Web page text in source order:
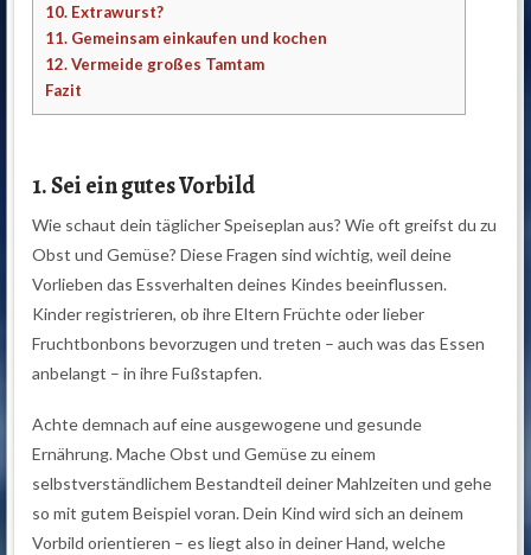
10. Extrawurst?
11. Gemeinsam einkaufen und kochen
12. Vermeide großes Tamtam
Fazit
1. Sei ein gutes Vorbild
Wie schaut dein täglicher Speiseplan aus? Wie oft greifst du zu
Obst und Gemüse? Diese Fragen sind wichtig, weil deine
Vorlieben das Essverhalten deines Kindes beeinflussen.
Kinder registrieren, ob ihre Eltern Früchte oder lieber
Fruchtbonbons bevorzugen und treten – auch was das Essen
anbelangt – in ihre Fußstapfen.
Achte demnach auf eine ausgewogene und gesunde
Ernährung. Mache Obst und Gemüse zu einem
selbstverständlichem Bestandteil deiner Mahlzeiten und gehe
so mit gutem Beispiel voran. Dein Kind wird sich an deinem
Vorbild orientieren – es liegt also in deiner Hand, welche